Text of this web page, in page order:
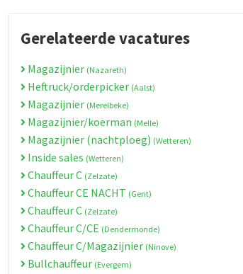
Gerelateerde vacatures
Magazijnier (Nazareth)
Heftruck/orderpicker (Aalst)
Magazijnier (Merelbeke)
Magazijnier/koerman (Melle)
Magazijnier (nachtploeg) (Wetteren)
Inside sales (Wetteren)
Chauffeur C (Zelzate)
Chauffeur CE NACHT (Gent)
Chauffeur C (Zelzate)
Chauffeur C/CE (Dendermonde)
Chauffeur C/Magazijnier (Ninove)
Bullchauffeur (Evergem)